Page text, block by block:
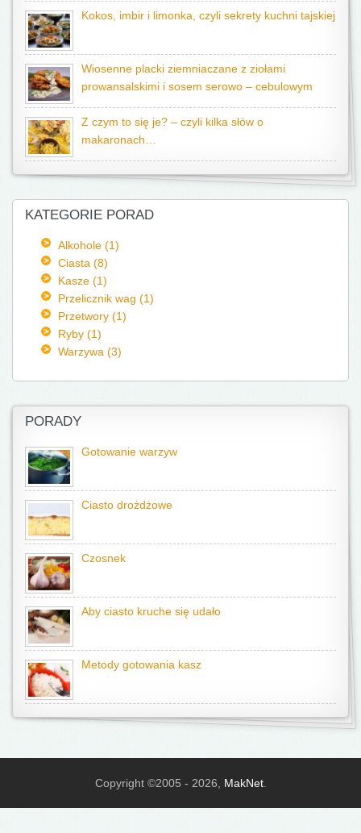
Kokos, imbir i limonka, czyli sekrety kuchni tajskiej
Wiosenne placki ziemniaczane z ziołami
prowansalskimi i sosem serowo – cebulowym
Z czym to się je? – czyli kilka słów o
makaronach…
KATEGORIE PORAD
Alkohole (1)
Ciasta (8)
Kasze (1)
Przelicznik wag (1)
Przetwory (1)
Ryby (1)
Warzywa (3)
PORADY
Gotowanie warzyw
Ciasto drożdżowe
Czosnek
Aby ciasto kruche się udało
Metody gotowania kasz
Copyright ©2005 - 2026, MakNet.